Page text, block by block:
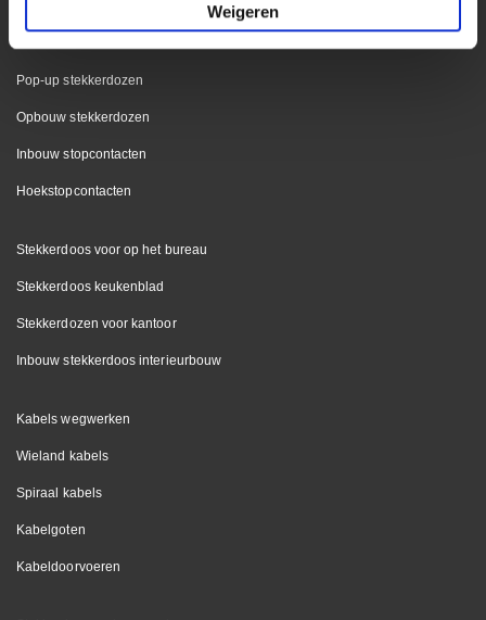
Weigeren
Pop-up stekkerdozen
Opbouw stekkerdozen
Inbouw stopcontacten
Hoekstopcontacten
Stekkerdoos voor op het bureau
Stekkerdoos keukenblad
Stekkerdozen voor kantoor
Inbouw stekkerdoos interieurbouw
Kabels wegwerken
Wieland kabels
Spiraal kabels
Kabelgoten
Kabeldoorvoeren